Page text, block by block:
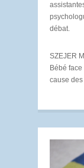
débat.
SZEJER
Bébé
cause